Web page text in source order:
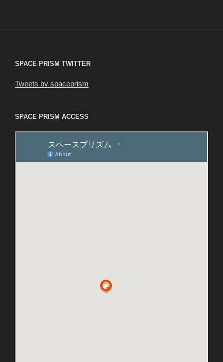
SPACE PRISM TWITTER
Tweets by spaceprism
SPACE PRISM ACCESS